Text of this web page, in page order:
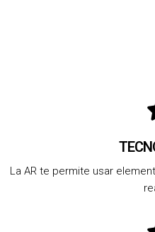
La AR te permite usar